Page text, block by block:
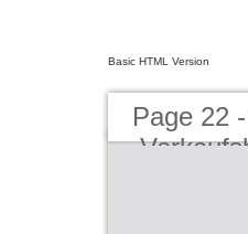
Basic HTML Version
Page 22